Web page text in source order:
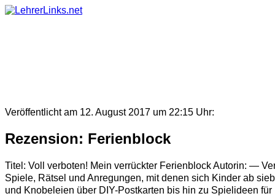
Skip
Veröffentlicht am 12. August 2017 um 22:15 Uhr:
Rezension: Ferienblock
Titel: Voll verboten! Mein verrückter Ferienblock Autorin: —
Spiele, Rätsel und Anregungen, mit denen sich Kinder ab
und Knobeleien über DIY-Postkarten bis hin zu Spielideen